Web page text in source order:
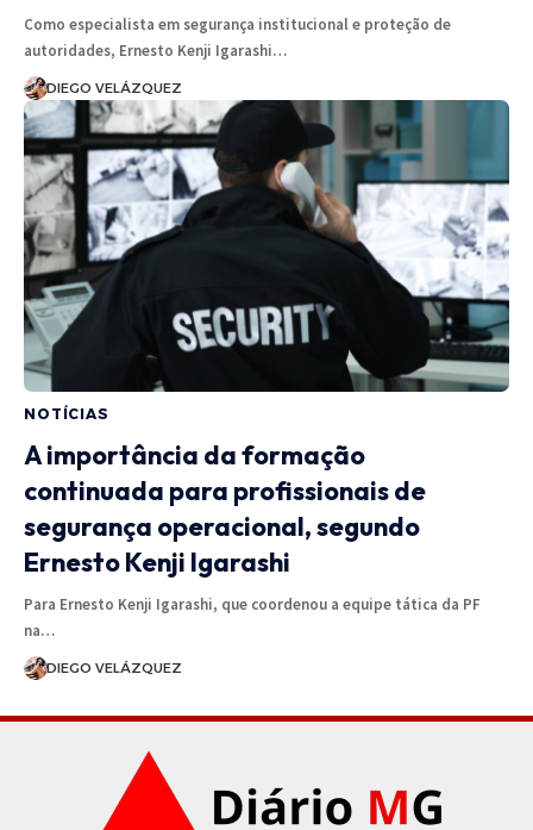
Como especialista em segurança institucional e proteção de
autoridades, Ernesto Kenji Igarashi…
DIEGO VELÁZQUEZ
NOTÍCIAS
A importância da formação
continuada para profissionais de
segurança operacional, segundo
Ernesto Kenji Igarashi
Para Ernesto Kenji Igarashi, que coordenou a equipe tática da PF
na…
DIEGO VELÁZQUEZ